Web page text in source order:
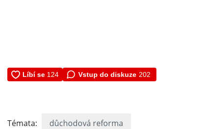
Vstup do diskuze 202
Témata: důchodová reforma